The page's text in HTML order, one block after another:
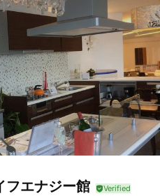
エナジー館